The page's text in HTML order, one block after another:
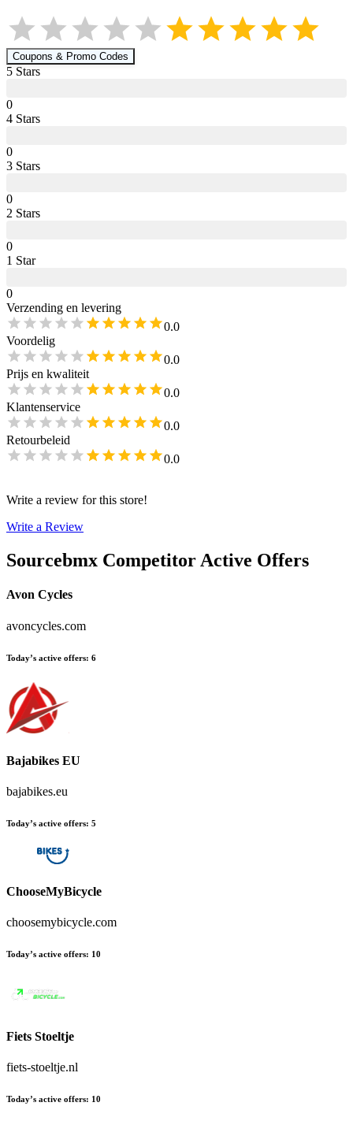
Coupons & Promo Codes
5 Stars
0
4 Stars
0
3 Stars
0
2 Stars
0
1 Star
0
Verzending en levering
0.0
Voordelig
0.0
Prijs en kwaliteit
0.0
Klantenservice
0.0
Retourbeleid
0.0
Write a review for this store!
Write a Review
Sourcebmx Competitor Active Offers
Avon Cycles
avoncycles.com
Today’s active offers: 6
Bajabikes EU
bajabikes.eu
Today’s active offers: 5
ChooseMyBicycle
choosemybicycle.com
Today’s active offers: 10
Fiets Stoeltje
fiets-stoeltje.nl
Today’s active offers: 10